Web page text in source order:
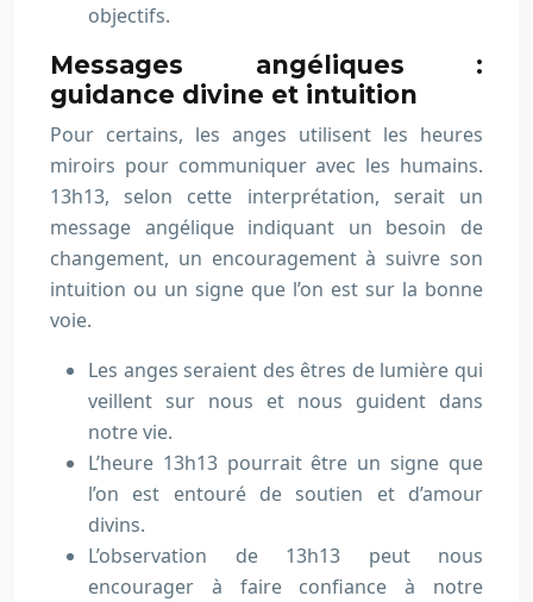
objectifs.
Messages angéliques :
guidance divine et intuition
Pour certains, les anges utilisent les heures
miroirs pour communiquer avec les humains.
13h13, selon cette interprétation, serait un
message angélique indiquant un besoin de
changement, un encouragement à suivre son
intuition ou un signe que l’on est sur la bonne
voie.
Les anges seraient des êtres de lumière qui
veillent sur nous et nous guident dans
notre vie.
L’heure 13h13 pourrait être un signe que
l’on est entouré de soutien et d’amour
divins.
L’observation de 13h13 peut nous
encourager à faire confiance à notre